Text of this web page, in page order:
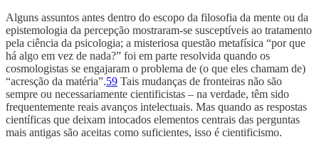
Alguns assuntos antes dentro do escopo da filosofia da mente ou da
epistemologia da percepção mostraram-se susceptíveis ao tratamento
pela ciência da psicologia; a misteriosa questão metafísica “por que
há algo em vez de nada?” foi em parte resolvida quando os
cosmologistas se engajaram o problema de (o que eles chamam de)
“acresção da matéria”.59 Tais mudanças de fronteiras não são
sempre ou necessariamente cientificistas – na verdade, têm sido
frequentemente reais avanços intelectuais. Mas quando as respostas
científicas que deixam intocados elementos centrais das perguntas
mais antigas são aceitas como suficientes, isso é cientificismo.